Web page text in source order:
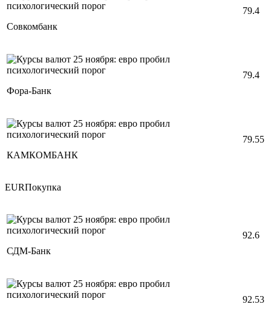
Совкомбанк
79.4
Фора-Банк
79.4
КАМКОМБАНК
79.55
EURПокупка
СДМ-Банк
92.6
92.53